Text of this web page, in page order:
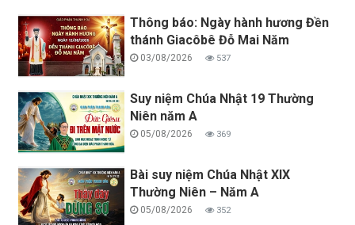
Thông báo: Ngày hành hương Đền
thánh Giacôbê Đỗ Mai Năm
03/08/2026 537
Suy niệm Chúa Nhật 19 Thường
Niên năm A
05/08/2026 369
Bài suy niệm Chúa Nhật XIX
Thường Niên – Năm A
05/08/2026 352